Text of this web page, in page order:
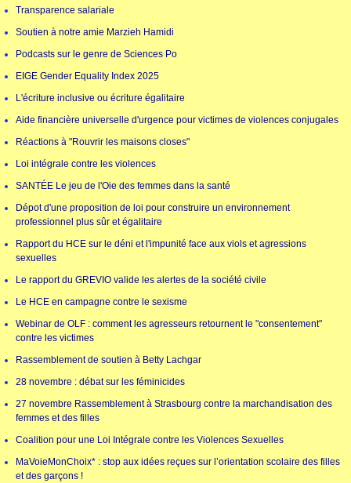
Transparence salariale
Soutien à notre amie Marzieh Hamidi
Podcasts sur le genre de Sciences Po
EIGE Gender Equality Index 2025
L'écriture inclusive ou écriture égalitaire
Aide financière universelle d'urgence pour victimes de violences conjugales
Réactions à "Rouvrir les maisons closes"
Loi intégrale contre les violences
SANTÉE Le jeu de l'Oie des femmes dans la santé
Dépot d'une proposition de loi pour construire un environnement
professionnel plus sûr et égalitaire
Rapport du HCE sur le déni et l'impunité face aux viols et agressions
sexuelles
Le rapport du GREVIO valide les alertes de la société civile
Le HCE en campagne contre le sexisme
Webinar de OLF : comment les agresseurs retournent le "consentement"
contre les victimes
Rassemblement de soutien à Betty Lachgar
28 novembre : débat sur les féminicides
27 novembre Rassemblement à Strasbourg contre la marchandisation des
femmes et des filles
Coalition pour une Loi Intégrale contre les Violences Sexuelles
MaVoieMonChoix* : stop aux idées reçues sur l’orientation scolaire des filles
et des garçons !